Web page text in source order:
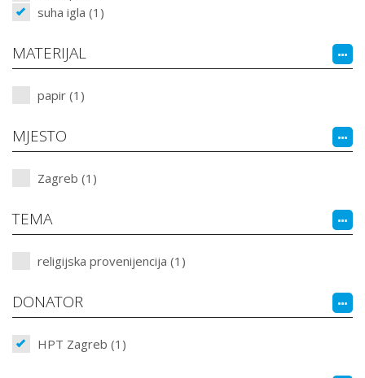
suha igla (1)
MATERIJAL
papir (1)
MJESTO
Zagreb (1)
TEMA
religijska provenijencija (1)
DONATOR
HPT Zagreb (1)